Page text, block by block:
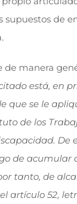
supuestos de
de manera
está, en
que se le
de los
De
de acumular
tanto, de
artículo 52,